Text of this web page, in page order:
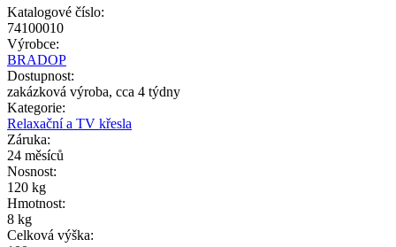
Katalogové číslo:
74100010
Výrobce:
BRADOP
Dostupnost:
zakázková výroba, cca 4 týdny
Kategorie:
Relaxační a TV křesla
Záruka:
24 měsíců
Nosnost:
120 kg
Hmotnost:
8 kg
Celková výška: